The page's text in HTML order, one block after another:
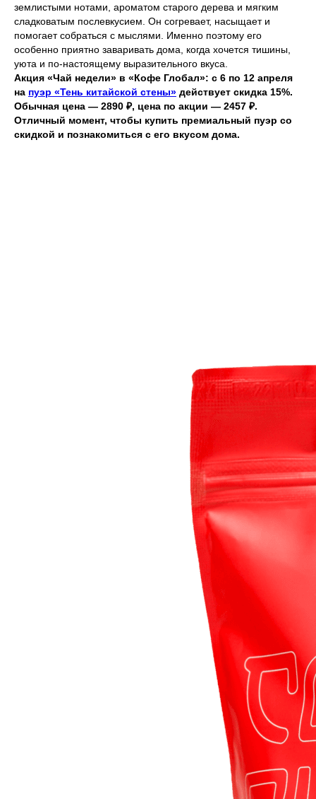
землистыми нотами, ароматом старого дерева и мягким
сладковатым послевкусием. Он согревает, насыщает и
помогает собраться с мыслями. Именно поэтому его
особенно приятно заваривать дома, когда хочется тишины,
уюта и по-настоящему выразительного вкуса.
Акция «Чай недели» в «Кофе Глобал»: с 6 по 12 апреля
на пуэр «Тень китайской стены» действует скидка 15%.
Обычная цена — 2890 ₽, цена по акции — 2457 ₽.
Отличный момент, чтобы купить премиальный пуэр со
скидкой и познакомиться с его вкусом дома.